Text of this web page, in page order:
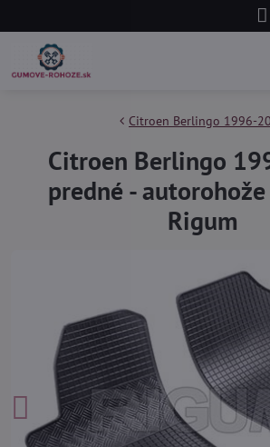
Citroen Berlingo 1996-
Citroen Berlingo
predné -
Rigum